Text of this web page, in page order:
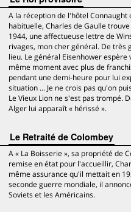
A la réception de l'hôtel Connaught
habituelle, Charles de Gaulle
1944, une affectueuse lettre de
rivages, mon cher général. De
lieu. Le général Eisenhower
même moment avec plus de
pendant une demi-heure pour lui
situation ... Je ne crois pas qu'on
Le Vieux Lion ne s'est pas trompé.
Alger lui apparaît « hérissé ».
Le Retraité de Colombey
A « La Boisserie », sa propriété de
remise en état pour l'accueillir,
même assurance qu'il mettait en
seconde guerre mondiale, il
Soviets et les Américains.